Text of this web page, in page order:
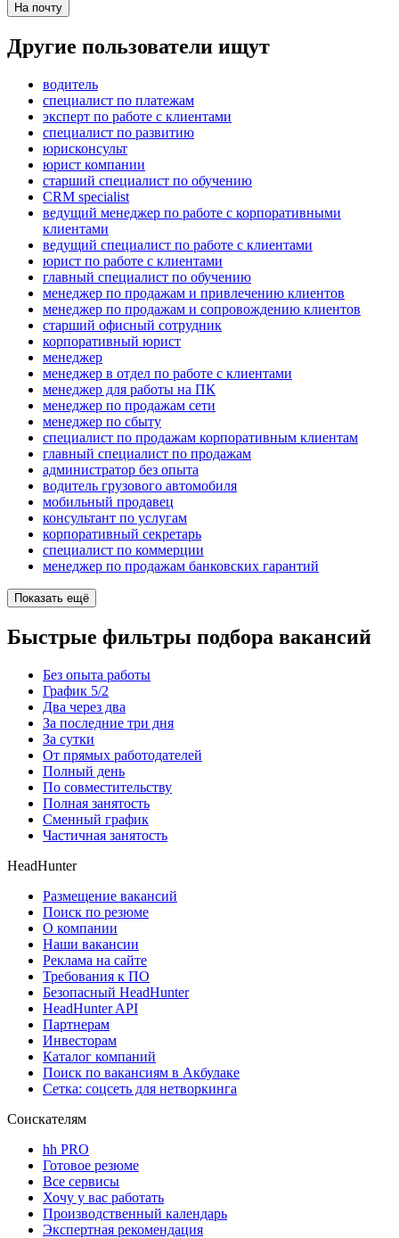
На почту
Другие пользователи ищут
водитель
специалист по платежам
эксперт по работе с клиентами
специалист по развитию
юрисконсульт
юрист компании
старший специалист по обучению
CRM specialist
ведущий менеджер по работе с корпоративными
клиентами
ведущий специалист по работе с клиентами
юрист по работе с клиентами
главный специалист по обучению
менеджер по продажам и привлечению клиентов
менеджер по продажам и сопровождению клиентов
старший офисный сотрудник
корпоративный юрист
менеджер
менеджер в отдел по работе с клиентами
менеджер для работы на ПК
менеджер по продажам сети
менеджер по сбыту
специалист по продажам корпоративным клиентам
главный специалист по продажам
администратор без опыта
водитель грузового автомобиля
мобильный продавец
консультант по услугам
корпоративный секретарь
специалист по коммерции
менеджер по продажам банковских гарантий
Показать ещё
Быстрые фильтры подбора вакансий
Без опыта работы
График 5/2
Два через два
За последние три дня
За сутки
От прямых работодателей
Полный день
По совместительству
Полная занятость
Сменный график
Частичная занятость
HeadHunter
Размещение вакансий
Поиск по резюме
О компании
Наши вакансии
Реклама на сайте
Требования к ПО
Безопасный HeadHunter
HeadHunter API
Партнерам
Инвесторам
Каталог компаний
Поиск по вакансиям в Акбулаке
Сетка: соцсеть для нетворкинга
Соискателям
hh PRO
Готовое резюме
Все сервисы
Хочу у вас работать
Производственный календарь
Экспертная рекомендация